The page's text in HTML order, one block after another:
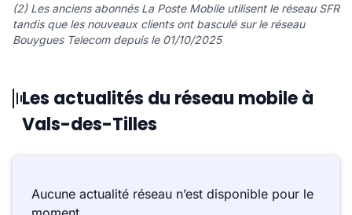
(2) Les anciens abonnés La Poste Mobile utilisent le réseau SFR
tandis que les nouveaux clients ont basculé sur le réseau
Bouygues Telecom depuis le 01/10/2025
Les actualités du réseau mobile à
Vals-des-Tilles
Aucune actualité réseau n’est disponible pour le